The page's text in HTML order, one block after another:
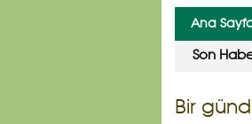
Ana
Son
Bir